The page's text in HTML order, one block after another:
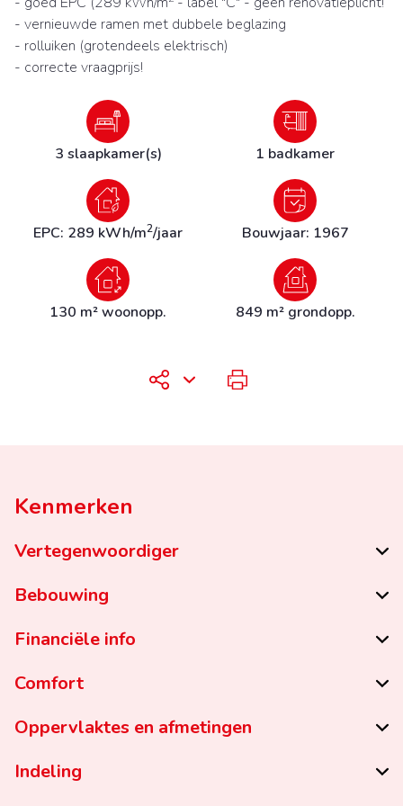
- vernieuwde ramen met dubbele beglazing
- rolluiken (grotendeels elektrisch)
- correcte vraagprijs!
3 slaapkamer(s) 1 badkamer
EPC: 289 kWh/m2/jaar Bouwjaar: 1967
130 m² woonopp. 849 m² grondopp.
Kenmerken
Vertegenwoordiger
Bebouwing
Financiële info
Comfort
Oppervlaktes en afmetingen
Indeling